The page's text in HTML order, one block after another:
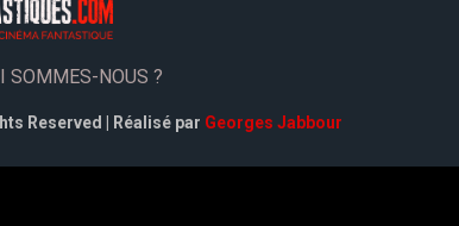
SOMMES-NOUS ?
Reserved | Réalisé par Georges Jabbour